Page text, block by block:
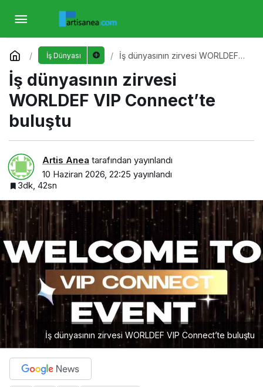
İş Dünyası
İş dünyasının zirvesi WORLDEF
İş dünyasının zirvesi
WORLDEF VIP Connect’te
buluştu
Artis Anea tarafından yayınlandı
10 Haziran 2026, 22:25 yayınlandı
3dk, 42sn
İş dünyasının zirvesi WORLDEF VIP Connect’te buluştu
İş dünyasının zirvesi WORLDEF VIP
Connect’te buluştu
Yorum Yap